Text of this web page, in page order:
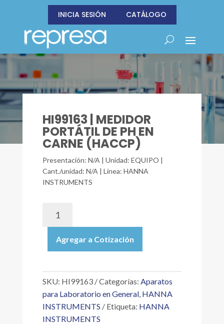
INICIA SESIÓN CATÁLOGO
HI99163 | MEDIDOR
PORTÁTIL DE PH EN
CARNE (HACCP)
Presentación: N/A | Unidad: EQUIPO |
Cant./unidad: N/A | Línea: HANNA
INSTRUMENTS
PORTÁTIL
DE
EN
(HACCP)
cantidad
Agregar a Cotización
SKU: HI99163 Categorías: Aparatos
para Laboratorio en General, HANNA
INSTRUMENTS
Etiqueta: HANNA
INSTRUMENTS